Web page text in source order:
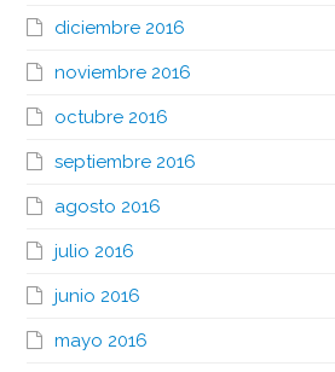
diciembre 2016
noviembre 2016
octubre 2016
septiembre 2016
agosto 2016
julio 2016
junio 2016
mayo 2016